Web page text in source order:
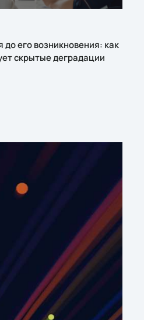
его возникновения: как
скрытые деградации